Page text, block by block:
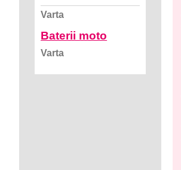
Varta
Baterii moto
Varta